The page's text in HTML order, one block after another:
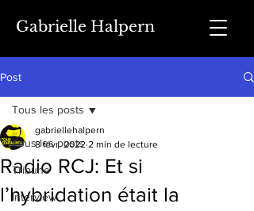
Gabrielle Halpern
Post
Tous les posts
Tribune
Interview
Tous les posts
Radio RCJ: Et si
l’hybridation était la
gabriellehalpern
8 févr. 2022 2 min de lecture